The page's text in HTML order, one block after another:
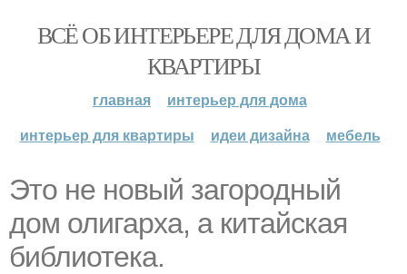
ВСЁ ОБ ИНТЕРЬЕРЕ ДЛЯ ДОМА И
КВАРТИРЫ
главная
интерьер для дома
интерьер для квартиры
идеи дизайна мебель
Это не новый загородный
дом олигарха, а китайская
библиотека.